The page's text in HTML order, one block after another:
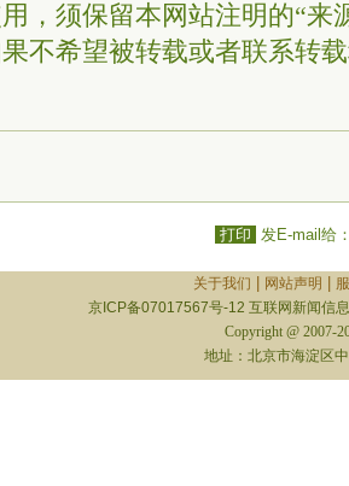
，须保留本网站注明的“来
不希望被转载或者联系转
打印 发E-mail给
关于我们 网站声明
京ICP备07017567号-12 互联网新闻信
Copyright @ 2007-
地址：北京市海淀区